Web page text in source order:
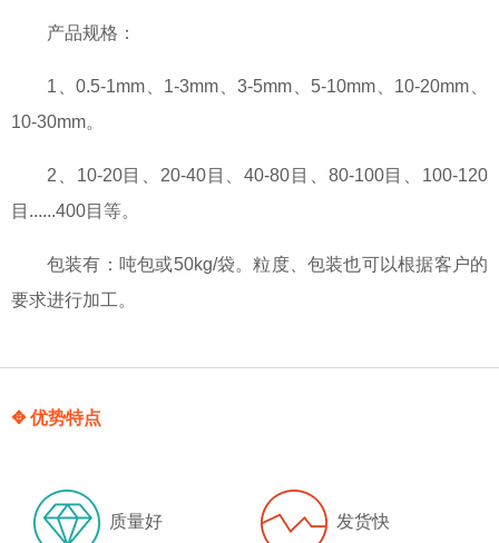
产品规格：
1、0.5-1mm、1-3mm、3-5mm、5-10mm、10-20mm、
10-30mm。
2、10-20目、20-40目、40-80目、80-100目、100-120
目......400目等。
包装有：吨包或50kg/袋。粒度、包装也可以根据客户的
要求进行加工。
✥ 优势特点
质量好 发货快